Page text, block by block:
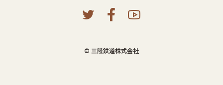
© 三陸鉄道株式会社